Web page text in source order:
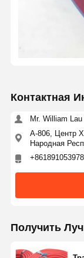
Контактная
Mr. William Lau
A-806, Центр
Народная
Получить